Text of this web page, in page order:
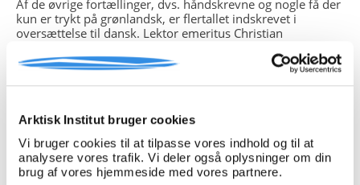
Arktisk Institut bruger cookies
Vi bruger cookies til at tilpasse vores indhold og til at
analysere vores trafik. Vi deler også oplysninger om din
brug af vores hjemmeside med vores partnere.
Af de øvrige fortællinger, dvs. håndskrevne og nogle få der
kun er trykt på grønlandsk, er flertallet indskrevet i
oversættelse til dansk. Lektor emeritus Christian
Lynge, Nuuk, en større antal, Grethe Lindenhann nogle få
og Signe Åsblom ligeså. Der er huller i mange
oversættelser, enten når håndskriften har været utydelig,
nedskriveren, der kan være den samme som fortælleren,
kilden, som regel håndskriftet, forudsat man har de
fornødne kundskaber i grønlandsk. Ellers må brugeren
gøre opmærksom på manglerne og usikkerhederne i sin